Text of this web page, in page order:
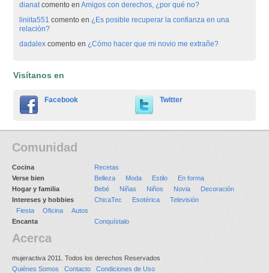
dianatcomento enAmigos con derechos, ¿por qué no?
liniita551 comento en¿Es posible recuperar la confianza en una
relación?
dadalex comento en¿Cómo hacer que mi novio me extrañe?
Visítanos en
Facebook Twitter
Comunidad
Cocina
Recetas
Verse bien
Belleza Moda Estilo
En forma
Hogar y familia
Bebé Niñas Niños Novia
Decoración
Intereses y hobbies
ChicaTec Esotérica
Televisión
Fiesta
Oficina
Autos
Encanta
Conquístalo
Acerca
mujeractiva 2011. Todos los derechos Reservados
Quiénes Somos
Contacto Condiciones de Uso